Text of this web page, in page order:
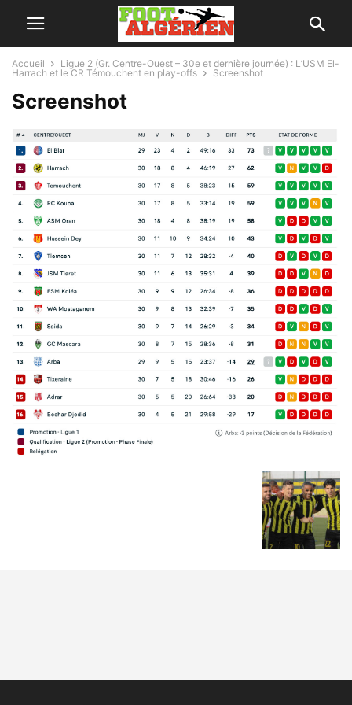
Accueil
Ligue 2 (Gr. Centre-Ouest – 30e et dernière journée) : L’USM El-
Harrach et le CR Témouchent en play-offs
Screenshot
Screenshot